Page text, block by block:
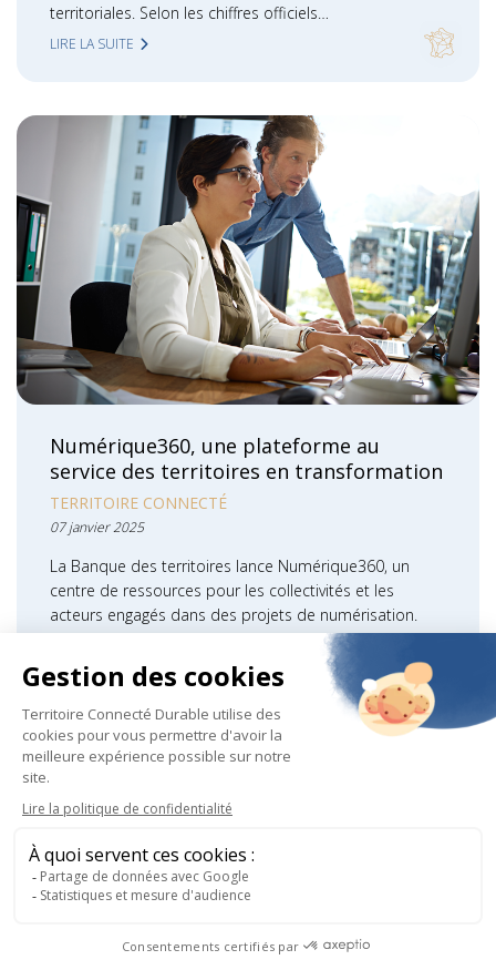
territoriales. Selon les chiffres officiels…
LIRE LA SUITE
Numérique360, une plateforme au
service des territoires en transformation
TERRITOIRE CONNECTÉ
07 janvier 2025
La Banque des territoires lance Numérique360, un
centre de ressources pour les collectivités et les
acteurs engagés dans des projets de numérisation.
Objectif : faciliter les échanges et…
LIRE LA SUITE
Découvrez le Groupe Sogetrel
Informations
© 2025 - Sogetrel / Tous droits réservés